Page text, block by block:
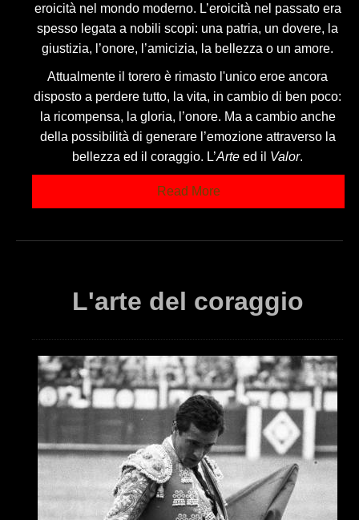
eroicità nel mondo moderno. L’eroicità nel passato era
spesso legata a nobili scopi: una patria, un dovere, la
giustizia, l’onore, l’amicizia, la bellezza o un amore.
Attualmente il torero è rimasto l'unico eroe ancora
disposto a perdere tutto, la vita, in cambio di ben poco:
la ricompensa, la gloria, l’onore. Ma a cambio anche
della possibilità di generare l’emozione attraverso la
bellezza ed il coraggio. L’Arte ed il Valor.
Read More
L'arte del coraggio